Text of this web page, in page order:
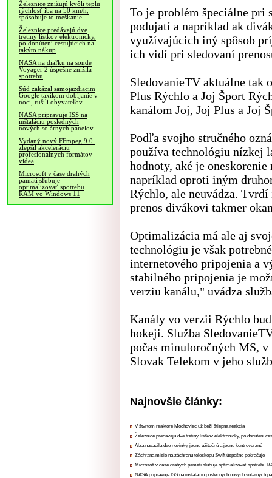
Železnice znižujú kvôli teplu
rýchlosť iba na 50 km/h,
spôsobuje to meškanie
Železnice predávajú dve
tretiny lístkov elektronicky,
po donútení cestujúcich na
takýto nákup
NASA na diaľku na sonde
Voyager 2 úspešne znížila
spotrebu
Súd zakázal samojazdiacim
Google taxíkom dobíjanie v
noci, rušili obyvateľov
NASA pripravuje ISS na
inštaláciu posledných
nových solárnych panelov
Vydaný nový FFmpeg 9.0,
zlepšil akceleráciu
profesionálnych formátov
videa
Microsoft v čase drahých
pamätí sľubuje
optimalizovať spotrebu
RAM vo Windows 11
To je problém špeciálne pri
podujatí a napríklad ak
využívajúcich iný spôsob
ich vidí pri sledovaní
SledovanieTV aktuálne tak
Plus Rýchlo a Joj Šport
kanálom Joj, Joj Plus a Joj
Podľa svojho stručného
používa technológiu nízkej
hodnoty, aké je
napríklad oproti iným
Rýchlo, ale neuvádza.
prenos divákovi takmer
Optimalizácia má ale aj
technológiu je však
internetového pripojenia a
stabilného pripojenia je
verziu kanálu," uvádza
Kanály vo verzii Rýchlo
hokeji. Služba
počas minuloročných MS,
Slovak Telekom v jeho
Najnovšie články:
V štvrtom reaktore Mochoviec už beží štiepna reakcia
Železnice predávajú dve tretiny lístkov elektronicky, po donútení
Alza nasadila dve novinky, jednu užitočnú a jednu kontroverznú
Záchrana misie na záchranu teleskopu Swift úspešne pokračuje
Microsoft v čase drahých pamätí sľubuje optimalizovať spotrebu
NASA pripravuje ISS na inštaláciu posledných nových solárnych